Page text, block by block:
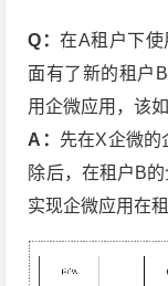
Q：在A租户下
面有了新的租户
用企微应用，该
A： 先在X企微的
除后，在租户B
实现企微应用在